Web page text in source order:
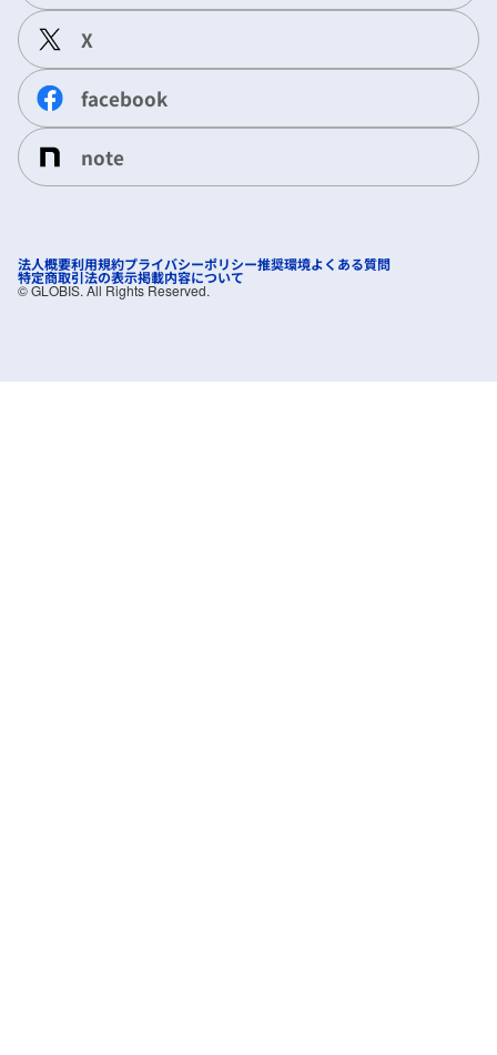
X
facebook
note
法人概要利用規約プライバシーポリシー推奨環境よくある質問
特定商取引法の表示掲載内容について
©︎ GLOBIS. All Rights Reserved.